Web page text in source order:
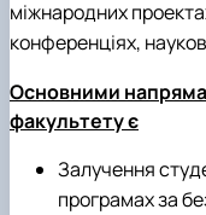
міжнародних
конференціях,
Основними
факультету є
Залучення
програмах за